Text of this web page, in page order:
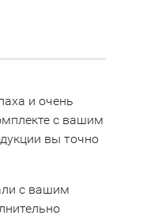
и очень
с вашим
вы точно
с вашим